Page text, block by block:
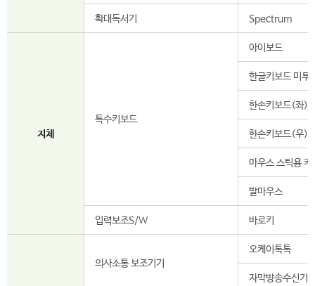
확대독서기 Spectrum
지체
특수키보드
아이보드
한글키보드 미투
한손키보드(좌)
한손키보드(우)
마우스 스틱용 키
발마우스
입력보조S/W 바로키
의사소통 보조기기
오케이톡톡
자막방송수신기